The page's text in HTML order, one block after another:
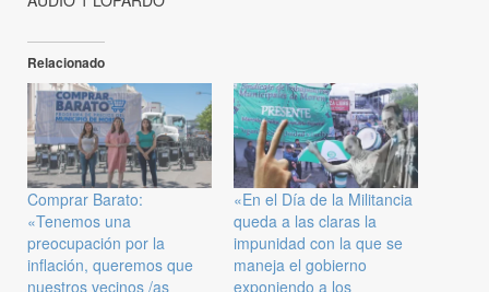
Relacionado
Comprar Barato:
«Tenemos una
preocupación por la
inflación, queremos que
nuestros vecinos /as
«En el Día de la Militancia
queda a las claras la
impunidad con la que se
maneja el gobierno
exponiendo a los